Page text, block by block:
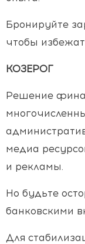
Бронируйте
чтобы
КОЗЕРОГ
Решение
медиа
и рекламы.
Но будьте
банковскими
Для